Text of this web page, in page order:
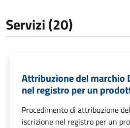
Servizi (20)
Attribuzione del marchio
nel registro per un
Procedimento di attribuzione
iscrizione nel registro per un